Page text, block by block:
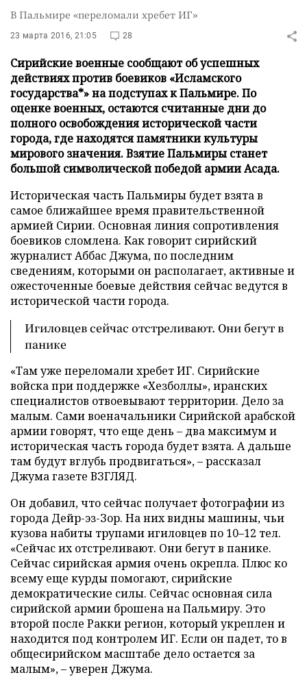
В Пальмире «переломали хребет ИГ»
23 марта 2016, 21:05 28
Сирийские военные сообщают об успешных
действиях против боевиков «Исламского
государства*» на подступах к Пальмире. По
оценке военных, остаются считанные дни до
полного освобождения исторической части
города, где находятся памятники культуры
мирового значения. Взятие Пальмиры станет
большой символической победой армии Асада.
Историческая часть Пальмиры будет взята в
самое ближайшее время правительственной
армией Сирии. Основная линия сопротивления
боевиков сломлена. Как говорит сирийский
журналист Аббас Джума, по последним
сведениям, которыми он располагает, активные и
ожесточенные боевые действия сейчас ведутся в
исторической части города.
Игиловцев сейчас отстреливают. Они бегут в
панике
«Там уже переломали хребет ИГ. Сирийские
войска при поддержке «Хезболлы», иранских
специалистов отвоевывают территории. Дело за
малым. Сами военачальники Сирийской арабской
армии говорят, что еще день – два максимум и
историческая часть города будет взята. А дальше
там будут вглубь продвигаться», – рассказал
Джума газете ВЗГЛЯД.
Он добавил, что сейчас получает фотографии из
города Дейр-эз-Зор. На них видны машины, чьи
кузова набиты трупами игиловцев по 10–12 тел.
«Сейчас их отстреливают. Они бегут в панике.
Сейчас сирийская армия очень окрепла. Плюс ко
всему еще курды помогают, сирийские
демократические силы. Сейчас основная сила
сирийской армии брошена на Пальмиру. Это
второй после Ракки регион, который укреплен и
находится под контролем ИГ. Если он падет, то в
общесирийском масштабе дело остается за
малым», – уверен Джума.